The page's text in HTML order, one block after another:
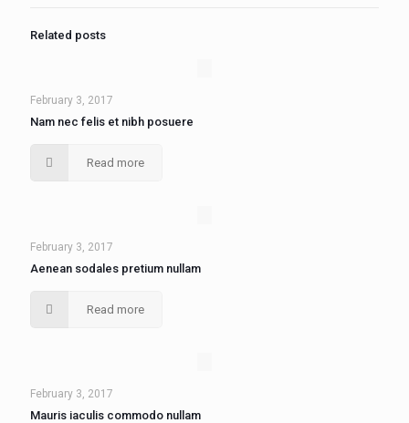
Related posts
February 3, 2017
Nam nec felis et nibh posuere
Read more
February 3, 2017
Aenean sodales pretium nullam
Read more
February 3, 2017
Mauris iaculis commodo nullam